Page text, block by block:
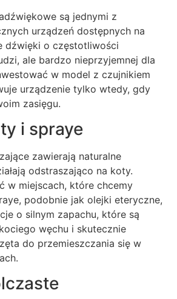
są jednymi z
urządzeń dostępnych na
dźwięki o częstotliwości
ale bardzo nieprzyjemnej dla
w model z czujnikiem
urządzenie tylko wtedy, gdy
zasięgu.
i spraye
zawierają naturalne
odstraszająco na koty.
w miejscach, które chcemy
podobnie jak olejki eteryczne,
o silnym zapachu, które są
węchu i skutecznie
do przemieszczania się w